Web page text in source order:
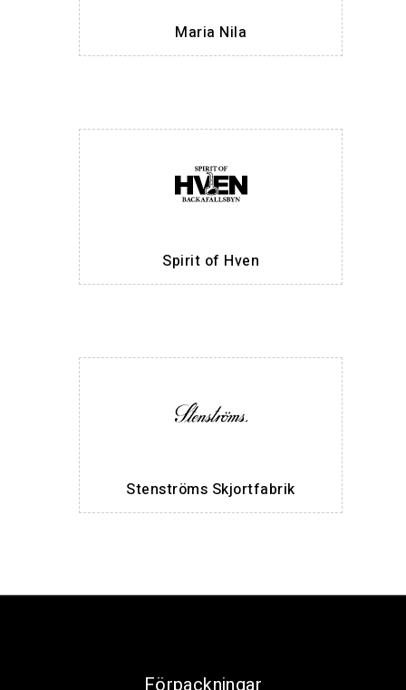
Maria Nila
Spirit of Hven
Stenströms Skjortfabrik